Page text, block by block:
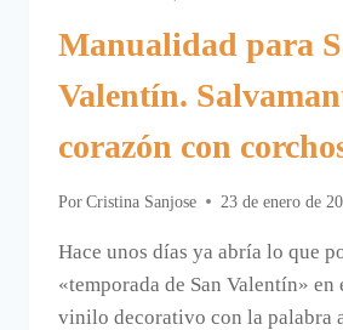
Manualidad para
Valentín.
corazón con
Por Cristina Sanjose 23 de enero de
Hace unos días ya abría lo que
«temporada de San Valentín»
vinilo decorativo con la palabra